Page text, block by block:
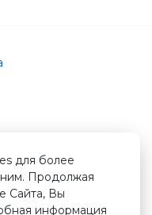
для более
Продолжая
Сайта, Вы
информация